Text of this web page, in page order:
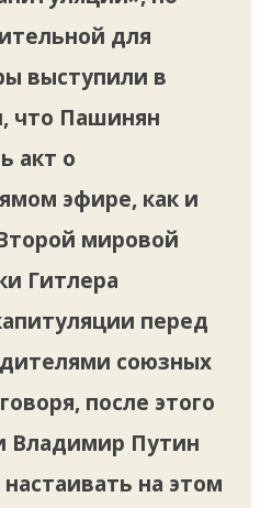
для
выступили в
что Пашинян
акт о
эфире, как и
мировой
Гитлера
перед
союзных
после этого
Владимир Путин
на этом